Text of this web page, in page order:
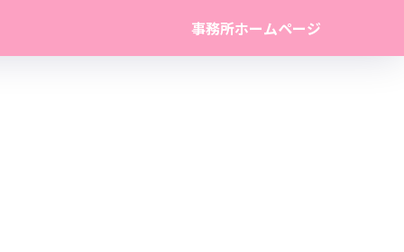
事務所ホームページ